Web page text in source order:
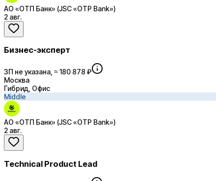
АО «ОТП Банк» (JSC «OTP Bank»)
2 авг.
Бизнес-эксперт
ЗП не указана, ≈ 180 878 ₽
Москва
Гибрид, Офис
Middle
АО «ОТП Банк» (JSC «OTP Bank»)
2 авг.
Technical Product Lead